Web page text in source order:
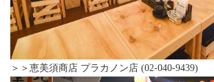
＞＞恵美須商店 プラカノン店 (02-040-9439)